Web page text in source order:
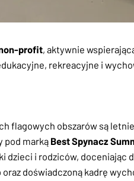
profit, aktywnie
rekreacyjne i
flagowych obszarów są
pod marką Best Spynacz
dzieci i rodziców, doceniając
doświadczoną kadrę